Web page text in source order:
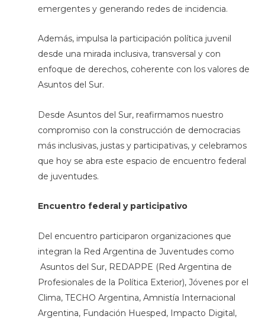
emergentes y generando redes de incidencia.
Además, impulsa la participación política juvenil
desde una mirada inclusiva, transversal y con
enfoque de derechos, coherente con los valores de
Asuntos del Sur.
Desde Asuntos del Sur, reafirmamos nuestro
compromiso con la construcción de democracias
más inclusivas, justas y participativas, y celebramos
que hoy se abra este espacio de encuentro federal
de juventudes.
Encuentro federal y participativo
Del encuentro participaron organizaciones que
integran la Red Argentina de Juventudes como
Asuntos del Sur, REDAPPE (Red Argentina de
Profesionales de la Política Exterior), Jóvenes por el
Clima, TECHO Argentina, Amnistía Internacional
Argentina, Fundación Huesped, Impacto Digital,